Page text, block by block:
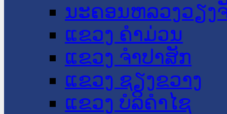
ນະ​ຄອນ​ຫລວງວຽງ
ແຂວງ ຄໍາມ່ວນ
ແຂວງ ຈໍາປາສັກ
ແຂວງ ຊຽງຂວາງ
ແຂວງ ບໍລິຄໍາໄຊ